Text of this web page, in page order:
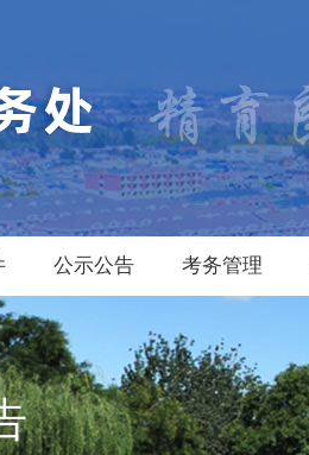
公示公告 考务管理